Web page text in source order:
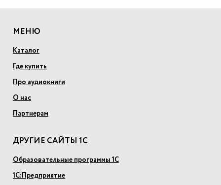
МЕНЮ
Каталог
Где купить
Про аудиокниги
О нас
Партнерам
ДРУГИЕ САЙТЫ 1С
Образовательные программы 1С
1С:Предприятие